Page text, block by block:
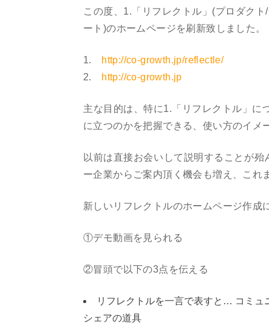
この度、1.「リフレクトル」(プロダク
ート)のホームページを刷新致しました。
1.
http://co-growth.jp/reflectle/
2.
http://co-growth.jp
主な目的は、特に1.「リフレクトル」に
に立つのかを把握できる、使い方のイメ
以前は直接お会いして説明することが
ー企業からご案内頂く機会も増え、これ
新しいリフレクトルのホームページ作成
①デモ動画を見られる
②冒頭で以下の3点を伝える
リフレクトルを一言で表すと… コミュ
シェアの道具